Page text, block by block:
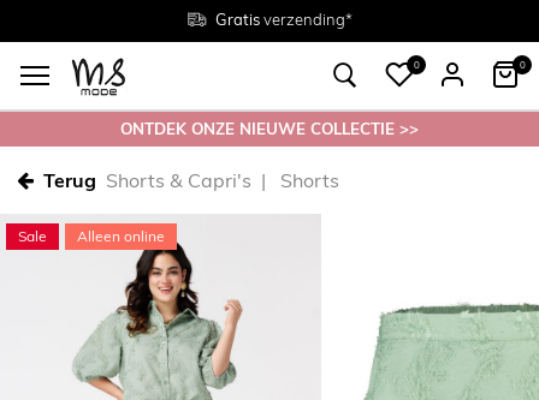
Gratisverzending*
Maten38 - 54
Gratisretourneren in de winkel
0 0
ONTDEK ONZE NIEUWE COLLECTIE >>
Terug Shorts & Capri's Shorts
Sale Alleen online